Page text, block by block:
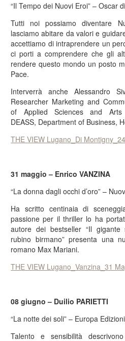
“Il Tempo dei Nuovi Eroi” – Oscar
Tutti noi possiamo diventare
lasciamo abitare da valori e
accettiamo di intraprendere un
ci porti a comprendere che gli
rendere questo mondo un posto
Pace.
Interverrà anche Alessandro
Researcher Marketing and
of Applied Sciences and Arts
DEASS, Department of Business,
THE VIEW Lugano_Di
31 maggio – Enrico VANZINA
“La donna dagli occhi d’oro” –
Ha scritto centinaia di
passione per il thriller lo ha
autore dei bestseller “Il
rubino birmano” presenta una
romano Max Mariani.
THE VIEW Lugano_Vanzina_31
08 giugno – Duilio PARIETTI
“La notte dei soli” – Europa
Talento e sensibilità